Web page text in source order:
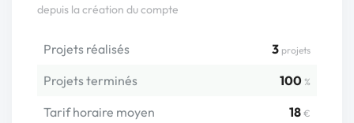
depuis la création du compte
Projets réalisés 3 projets
Projets terminés 100 %
Tarif horaire moyen 18 €